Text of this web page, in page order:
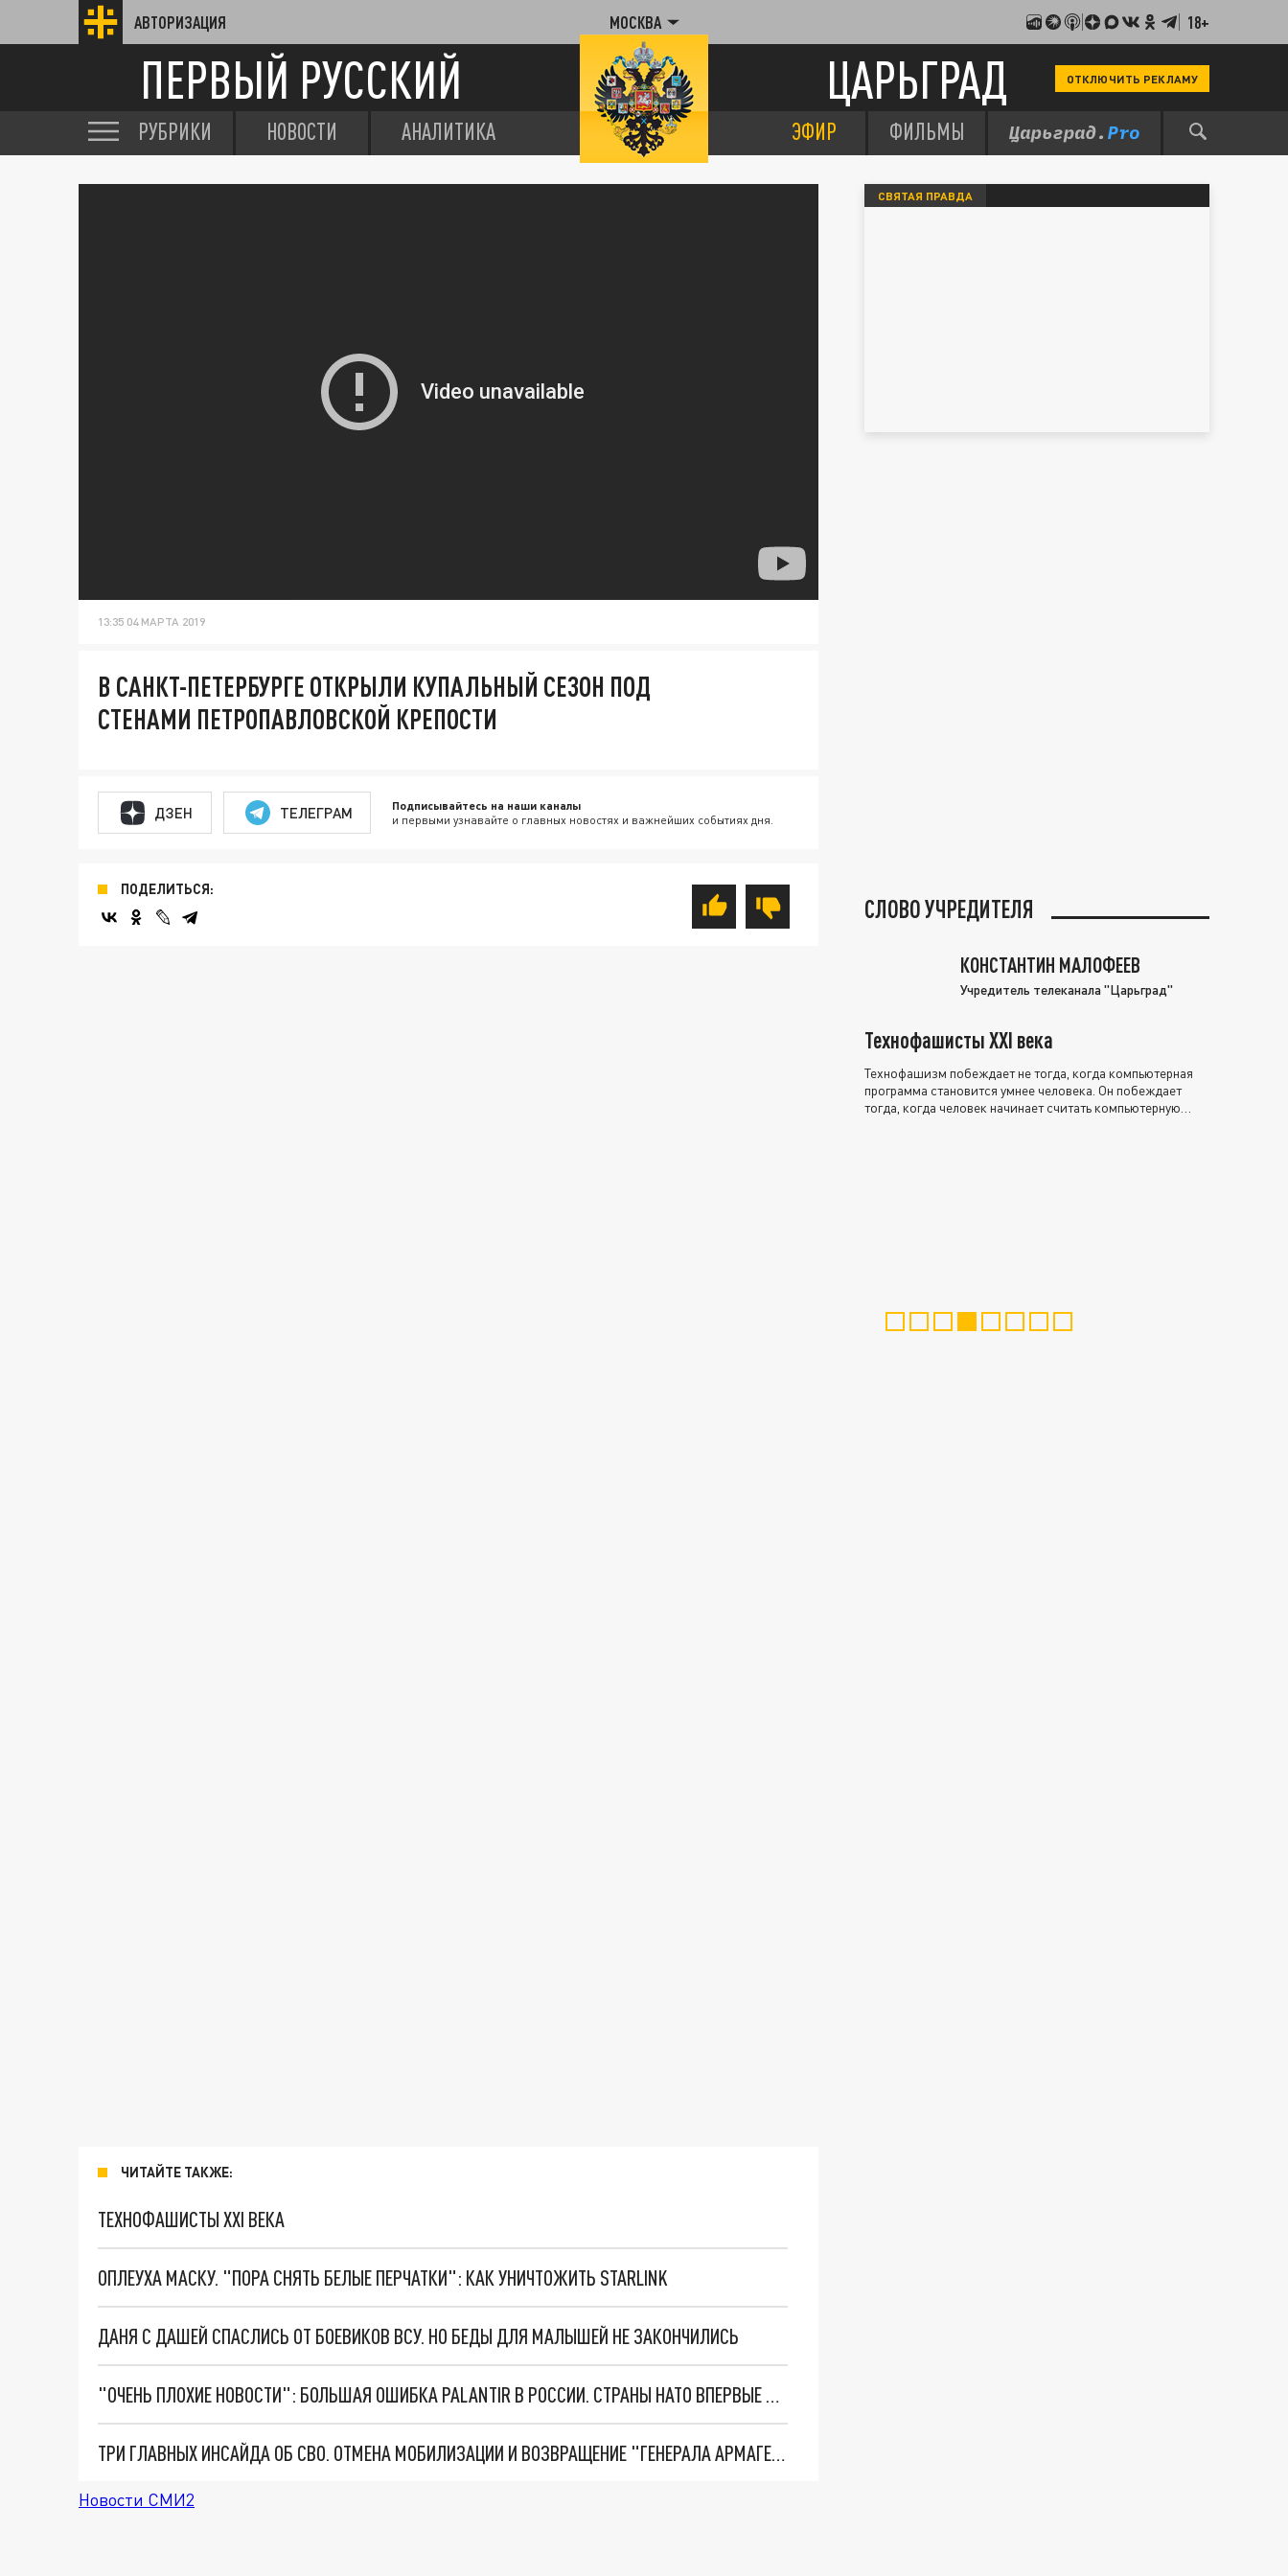
АВТОРИЗАЦИЯ МОСКВА 18+
ПЕРВЫЙ РУССКИЙ ЦАРЬГРАД ОТКЛЮЧИТЬ РЕКЛАМУ
РУБРИКИ НОВОСТИ АНАЛИТИКА ЭФИР ФИЛЬМЫ
13:35 04 МАРТА 2019
В САНКТ-ПЕТЕРБУРГЕ ОТКРЫЛИ КУПАЛЬНЫЙ СЕЗОН ПОД
СТЕНАМИ ПЕТРОПАВЛОВСКОЙ КРЕПОСТИ
ДЗЕН ТЕЛЕГРАМ Подписывайтесь на наши каналы
и первыми узнавайте о главных новостях и важнейших событиях дня.
ПОДЕЛИТЬСЯ:
ЧИТАЙТЕ ТАКЖЕ:
ТЕХНОФАШИСТЫ XXI ВЕКА
ОПЛЕУХА МАСКУ. "ПОРА СНЯТЬ БЕЛЫЕ ПЕРЧАТКИ": КАК УНИЧТОЖИТЬ STARLINK
ДАНЯ С ДАШЕЙ СПАСЛИСЬ ОТ БОЕВИКОВ ВСУ. НО БЕДЫ ДЛЯ МАЛЫШЕЙ НЕ ЗАКОНЧИЛИСЬ
"ОЧЕНЬ ПЛОХИЕ НОВОСТИ": БОЛЬШАЯ ОШИБКА PALANTIR В РОССИИ. СТРАНЫ НАТО ВПЕРВЫЕ ЗА СВО ОСТАНОВИЛИ ПОСТАВКИ ОРУЖИЯ. ВСУ ТЕРЯЮТ ПРИГРАНИЧЬЕ?
ТРИ ГЛАВНЫХ ИНСАЙДА ОБ СВО. ОТМЕНА МОБИЛИЗАЦИИ И ВОЗВРАЩЕНИЕ "ГЕНЕРАЛА АРМАГЕДДОНА"? ОТЛИЧНЫЕ НОВОСТИ, КОТОРЫЕ ЖДАЛИ ВСЕ
Новости СМИ2
СВЯТАЯ ПРАВДА
СЛОВО УЧРЕДИТЕЛЯ
КОНСТАНТИН МАЛОФЕЕВ
Учредитель телеканала "Царьград"
Технофашисты XXI века
Технофашизм побеждает не тогда, когда компьютерная
программа становится умнее человека. Он побеждает
тогда, когда человек начинает считать компьютерную